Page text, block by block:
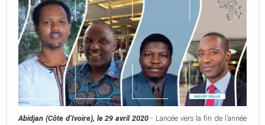
Abidjan (Côte d’Ivoire), le 29 avril 2020 - Lancée vers la fin de l’année